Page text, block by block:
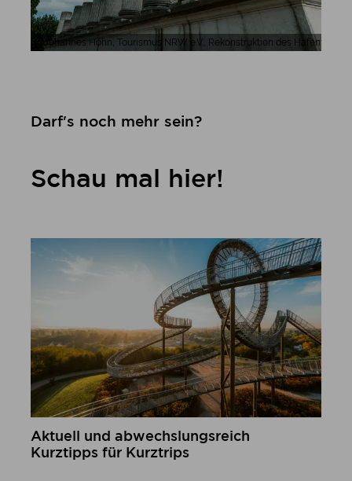
Johannes Höhn, Tourismus NRW e.V., Rekonstruktion des
Darf's noch mehr sein?
Schau mal hier!
Aktuell und abwechslungsreich
Kurztipps für Kurztrips